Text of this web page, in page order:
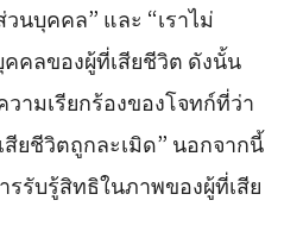
นบุคคล” และ “เราไม่
คลของผู้ที่เสียชีวิต ดังนั้น
ามเรียกร้องของโจทก์ที่ว่า
ยชีวิตถูกละเมิด” นอกจากนี้
รรับรู้สิทธิในภาพของผู้ที่เสีย